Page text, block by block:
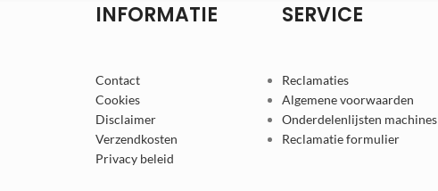
INFORMATIE SERVICE
Contact
Cookies
Disclaimer
Verzendkosten
Privacy beleid
Reclamaties
Algemene voorwaarden
Onderdelenlijsten machines
Reclamatie formulier